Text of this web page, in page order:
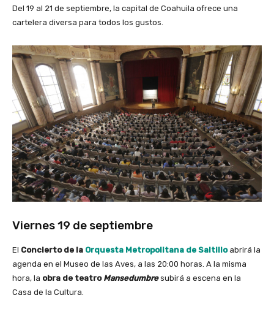
Del 19 al 21 de septiembre, la capital de Coahuila ofrece una
cartelera diversa para todos los gustos.
Viernes 19 de septiembre
El Concierto de la Orquesta Metropolitana de Saltilloabrirá la
agenda en el Museo de las Aves, a las 20:00 horas. A la misma
hora, la obra de teatro Mansedumbresubirá a escena en la
Casa de la Cultura.